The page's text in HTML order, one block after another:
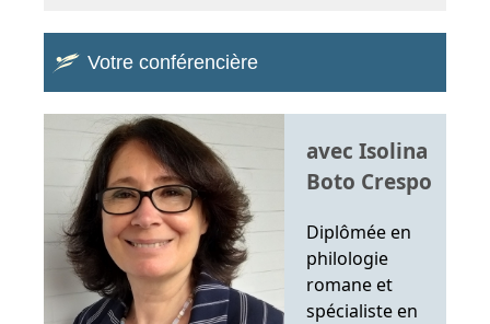
Votre conférencière
avec Isolina
Boto Crespo
Diplômée en
philologie
romane et
spécialiste en